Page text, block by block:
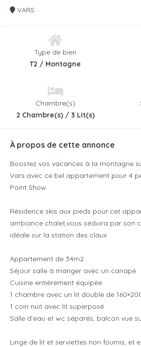
VARS
Type de bien
T2 / Montagne
Chambre(s)
2 Chambre(s) / 3 Lit(s)
À propos de cette annonce
Boostez vos vacances à la montagne
Vars avec ce bel appartement pour 4
Point Show
Résidence skis aux pieds pour cet
ambiance chalet,vous séduira par son
idéale sur la station des claux
Appartement de 34m2
Séjour salle à manger avec un canapé
Cuisine entièrement équipée
1 chambre avec un lit double de
1 coin nuit avec lit superposé
Salle d’eau et wc séparés, balcon vue
Linge de lit et serviettes non fournis, et